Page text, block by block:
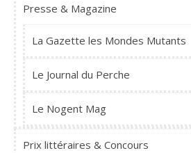
Presse & Magazine
La Gazette les Mondes Mutants
Le Journal du Perche
Le Nogent Mag
Prix littéraires & Concours